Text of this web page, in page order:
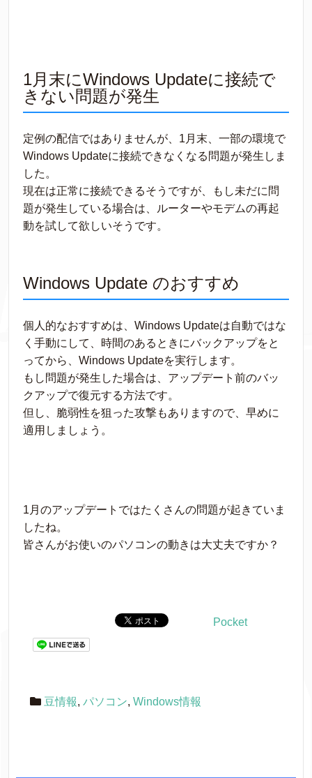
1月末にWindows Updateに接続で
きない問題が発生
定例の配信ではありませんが、1月末、一部の環境で
Windows Updateに接続できなくなる問題が発生しま
した。
現在は正常に接続できるそうですが、もし未だに問
題が発生している場合は、ルーターやモデムの再起
動を試して欲しいそうです。
Windows Update のおすすめ
個人的なおすすめは、Windows Updateは自動ではな
く手動にして、時間のあるときにバックアップをと
ってから、Windows Updateを実行します。
もし問題が発生した場合は、アップデート前のバッ
クアップで復元する方法です。
但し、脆弱性を狙った攻撃もありますので、早めに
適用しましょう。
1月のアップデートではたくさんの問題が起きていま
したね。
皆さんがお使いのパソコンの動きは大丈夫ですか？
Pocket
豆情報, パソコン, Windows情報